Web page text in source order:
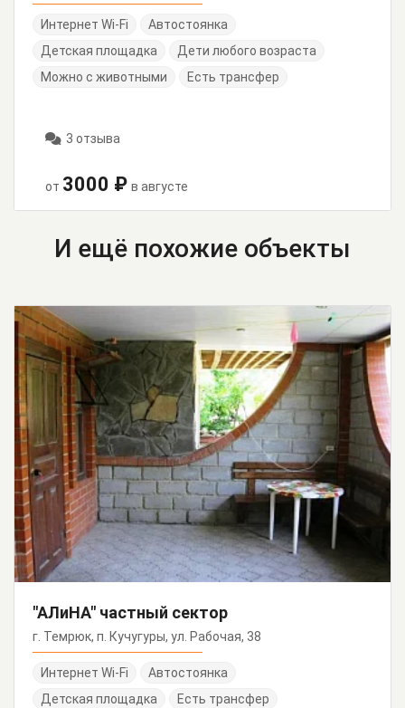
Интернет Wi-Fi
Автостоянка
Детская площадка
Дети любого возраста
Можно с животными
Есть трансфер
3 отзыва
от 3000 ₽ в августе
И ещё похожие объекты
"АЛиНА" частный сектор
г. Темрюк, п. Кучугуры, ул. Рабочая, 38
Интернет Wi-Fi
Автостоянка
Детская площадка
Есть трансфер